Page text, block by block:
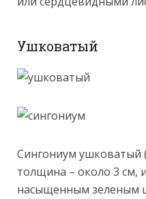
Ушковатый
Сингониум ушковатый
толщина – около 3 см,
насыщенным зеленым